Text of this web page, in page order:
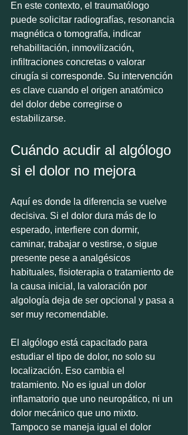
En este contexto, el traumatólogo
puede solicitar radiografías, resonancia
magnética o tomografía, indicar
rehabilitación, inmovilización,
infiltraciones concretas o valorar
cirugía si corresponde. Su intervención
es clave cuando el origen anatómico
del dolor debe corregirse o
estabilizarse.
Cuándo acudir al algólogo
si el dolor no mejora
Aquí es donde la diferencia se vuelve
decisiva. Si el dolor dura más de lo
esperado, interfiere con dormir,
caminar, trabajar o vestirse, o sigue
presente pese a analgésicos
habituales, fisioterapia o tratamiento de
la causa inicial, la valoración por
algología deja de ser opcional y pasa a
ser muy recomendable.
El algólogo está capacitado para
estudiar el tipo de dolor, no solo su
localización. Eso cambia el
tratamiento. No es igual un dolor
inflamatorio que uno neuropático, ni un
dolor mecánico que uno mixto.
Tampoco se maneja igual el dolor